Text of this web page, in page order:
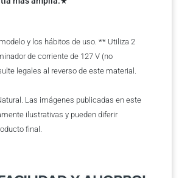
y los hábitos de uso. ** Utiliza 2
de corriente de 127 V (no
legales al reverso de este material.
Las imágenes publicadas en este
ilustrativas y pueden diferir
final.